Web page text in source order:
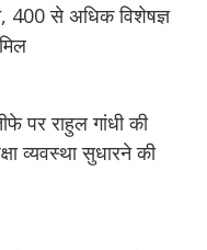
400 से अधिक विशेषज्ञ
पर राहुल गांधी की
व्यवस्था सुधारने की